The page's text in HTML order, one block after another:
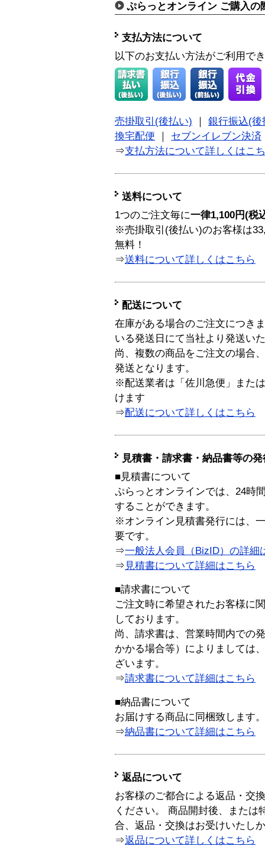
ぷらっとオンライン ご購入の
支払方法について
以下のお支払い方法がご利用で
売掛取引(後払い)
銀行振込(後
換宅配便
セブンイレブン決済
⇒支払方法について詳しくはこ
送料について
1つのご注文毎に一律1,100円(税
※売掛取引(後払い)のお客様は
無料！
⇒送料について詳しくはこちら
配送について
在庫がある場合のご注文につき
いる発送日にて当社より発送い
尚、複数の商品をご注文の場合
発送となります。
※配送業者は「佐川急便」また
けます
⇒配送について詳しくはこちら
見積書・請求書・納品書等の
■見積書について
ぷらっとオンラインでは、24時
することができます。
※オンライン見積書発行には、
要です。
⇒一般法人会員（BizID）の詳細
⇒ 見積書について詳細はこちら
■請求書について
ご注文時に希望されたお客様に
しております。
尚、請求書は、営業時間内での
かかる場合等）によりましては
ざいます。
⇒請求書について詳細はこちら
■納品書について
お届けする商品に同梱致します。
⇒納品書について詳細はこちら
返品について
お客様のご都合による返品・交
ください。 商品開封後、または
合、返品・交換はお受けいたし
⇒返品について詳しくはこちら